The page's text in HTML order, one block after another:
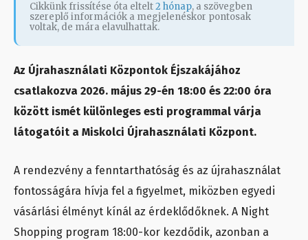
Cikkünk frissítése óta eltelt2 hónap, a szövegben
szereplő információk a megjelenéskor pontosak
voltak, de mára elavulhattak.
Az Újrahasználati Központok Éjszakájához
csatlakozva 2026. május 29-én 18:00 és 22:00 óra
között ismét különleges esti programmal várja
látogatóit a Miskolci Újrahasználati Központ.
A rendezvény a fenntarthatóság és az újrahasználat
fontosságára hívja fel a figyelmet, miközben egyedi
vásárlási élményt kínál az érdeklődőknek. A Night
Shopping program 18:00-kor kezdődik, azonban a